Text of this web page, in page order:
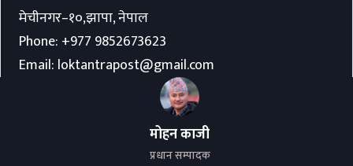
मेचीनगर–१०,झापा, नेपाल
Phone: +977 9852673623
Email: loktantrapost@gmail.com
मोहन काजी
प्रधान सम्पादक